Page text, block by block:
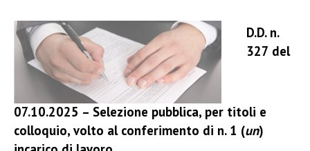
D.D. n.
327 del
07.10.2025 – Selezione pubblica, per titoli e
colloquio, volto al conferimento di n. 1 (un)